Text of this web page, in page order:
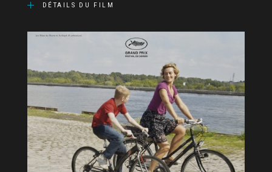
DÉTAILS DU FILM